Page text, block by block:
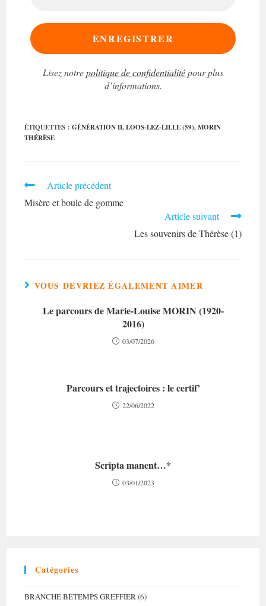
Lisez notrepolitique de confidentialitépour plus
d’informations.
ÉTIQUETTES :GÉNÉRATION II, LOOS-LEZ-LILLE (59), MORIN
THÉRÈSE
Read
articles
Article précédent
Misère et boule de gomme
Article suivant
Les souvenirs de Thérèse (1)
VOUS DEVRIEZ ÉGALEMENT AIMER
Le parcours de Marie-Louise MORIN (1920-
2016)
03/07/2026
Parcours et trajectoires : le certif’
22/06/2022
Scripta manent…*
03/01/2023
Catégories
BRANCHE BÉTEMPS GREFFIER(6)